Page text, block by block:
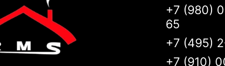
+7 (980)
65
+7 (495)
+7 (910)